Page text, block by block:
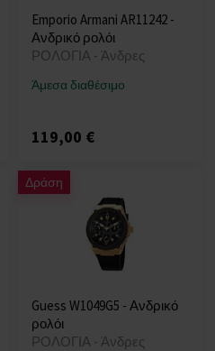
Emporio Armani AR11242 -
Ανδρικό ρολόι
ΡΟΛΟΓΙΑ - Άνδρες
Άμεσα διαθέσιμο
119,00 €
Δράση
Guess W1049G5 - Ανδρικό
ρολόι
ΡΟΛΟΓΙΑ - Άνδρες